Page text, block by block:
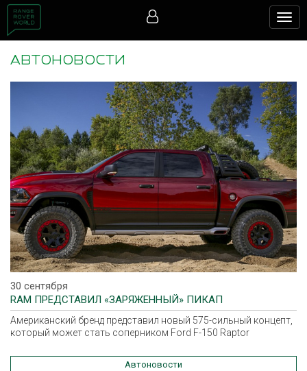
АВТОНОВОСТИ
30 сентября
RAM ПРЕДСТАВИЛ «ЗАРЯЖЕННЫЙ» ПИКАП
Американский бренд представил новый 575-сильный концепт,
который может стать соперником Ford F-150 Raptor
Автоновости